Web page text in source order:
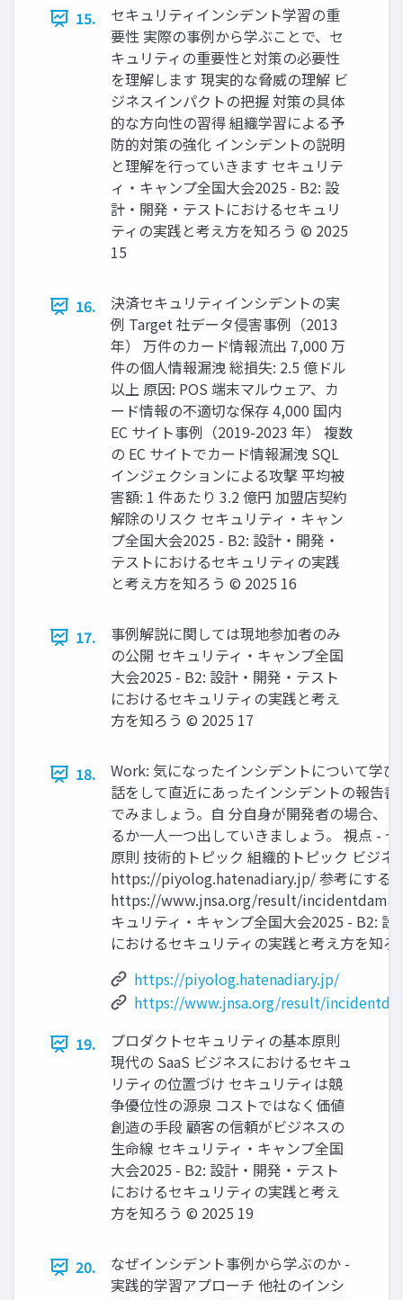
15.
セキュリティインシデント学習の重
要性 実際の事例から学ぶことで、セ
キュリティの重要性と対策の必要性
を理解します 現実的な脅威の理解 ビ
ジネスインパクトの把握 対策の具体
的な方向性の習得 組織学習による予
防的対策の強化 インシデントの説明
と理解を行っていきます セキュリテ
ィ・キャンプ全国大会2025 - B2: 設
計・開発・テストにおけるセキュリ
ティの実践と考え方を知ろう © 2025
15
16.
決済セキュリティインシデントの実
例 Target 社データ侵害事例（2013
年） 万件のカード情報流出 7,000 万
件の個人情報漏洩 総損失: 2.5 億ドル
以上 原因: POS 端末マルウェア、カ
ード情報の不適切な保存 4,000 国内
EC サイト事例（2019-2023 年） 複数
の EC サイトでカード情報漏洩 SQL
インジェクションによる攻撃 平均被
害額: 1 件あたり 3.2 億円 加盟店契約
解除のリスク セキュリティ・キャン
プ全国大会2025 - B2: 設計・開発・
テストにおけるセキュリティの実践
と考え方を知ろう © 2025 16
17.
事例解説に関しては現地参加者のみ
の公開 セキュリティ・キャンプ全国
大会2025 - B2: 設計・開発・テスト
におけるセキュリティの実践と考え
方を知ろう © 2025 17
18.
Work: 気になったインシデントについて学
話をして直近にあったインシデントの報告
でみましょう。自 分自身が開発者の場合、
るか一人一つ出していきましょう。 視点 -
原則 技術的トピック 組織的トピック ビジネ
https://piyolog.hatenadiary.jp/ 参考にする
https://www.jnsa.org/result/
キュリティ・キャンプ全国大会2025 - B2: 設
におけるセキュリティの実践と考え方を知
https://piyolog.hatenadiary.jp/
https://www.jnsa.org/result/
19.
プロダクトセキュリティの基本原則
現代の SaaS ビジネスにおけるセキュ
リティの位置づけ セキュリティは競
争優位性の源泉 コストではなく価値
創造の手段 顧客の信頼がビジネスの
生命線 セキュリティ・キャンプ全国
大会2025 - B2: 設計・開発・テスト
におけるセキュリティの実践と考え
方を知ろう © 2025 19
20.
なぜインシデント事例から学ぶのか -
実践的学習アプローチ 他社のインシ